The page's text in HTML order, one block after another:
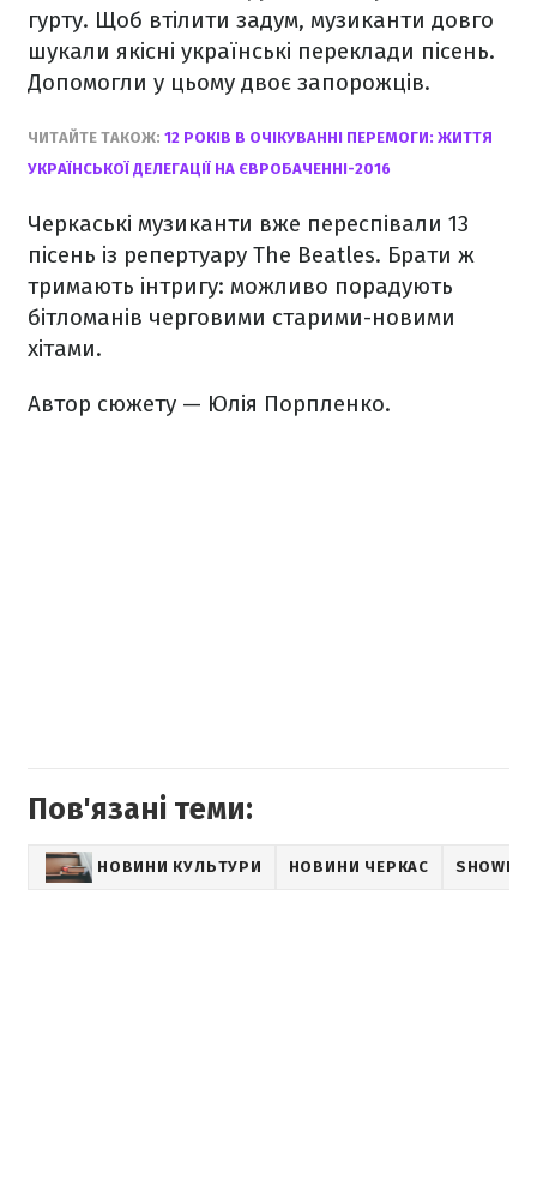
гурту. Щоб втілити задум, музиканти довго
шукали якісні українські переклади пісень.
Допомогли у цьому двоє запорожців.
ЧИТАЙТЕ ТАКОЖ: 12 РОКІВ В ОЧІКУВАННІ ПЕРЕМОГИ: ЖИТТЯ
УКРАЇНСЬКОЇ ДЕЛЕГАЦІЇ НА ЄВРОБАЧЕННІ-2016
Черкаські музиканти вже переспівали 13
пісень із репертуару The Beatles. Брати ж
тримають інтригу: можливо порадують
бітломанів черговими старими-новими
хітами.
Автор сюжету — Юлія Порпленко.
Пов'язані теми:
НОВИНИ КУЛЬТУРИ НОВИНИ ЧЕРКАС SHOWBIZ